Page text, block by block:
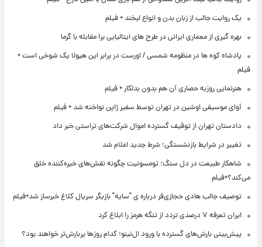
یک روایت جالب از زبان بدن و انواع لبخند + فیلم
بهره گیری از معماری ایرانی در طرح های ایتالیایی برا مقابله با گرما
پادشاه کوه ها در منظومه شمسی / اورست در برابر این هیولا یک شوخی است +
فیلم
هنرنمایی روزبه حصاری آن هم بدون بدلکار + فیلم
آوای موسیقی اوشین در تهران توسط سفیر ژاپن نواخته شد + فیلم
دادستان تهران از توقیف گسترده اموال شرکت‌های تراستی خبر داد
تغییر در شرایط بازنشستگی؛ شرط جدید اعلام شد
شاهکار طبیعت در دل سنگ؛ تومسونیت چگونه نقش‌های خیره‌کننده خلق
می‌کند؟+فیلم
توصیف جالب هادی حجازی‌فر درباره ی "سایه" بازیگر سریال کلاغ خبرساز شد+فیلم
ایران تعرفه ۷ درصدی تردد از تنگه هرمز را ابلاغ کرد
پیش‌بینی بارش‌های گسترده با ورود ال‌نینو؛ کدام روزها پربارش‌تر خواهند بود؟